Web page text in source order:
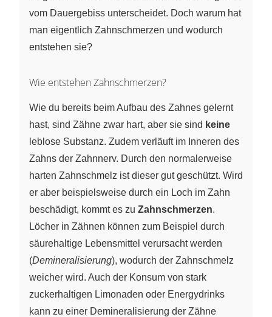
vom Dauergebiss unterscheidet. Doch warum hat
man eigentlich Zahnschmerzen und wodurch
entstehen sie?
Wie entstehen Zahnschmerzen?
Wie du bereits beim Aufbau des Zahnes gelernt
hast, sind Zähne zwar hart, aber sie sind keine
leblose Substanz. Zudem verläuft im Inneren des
Zahns der Zahnnerv. Durch den normalerweise
harten Zahnschmelz ist dieser gut geschützt. Wird
er aber beispielsweise durch ein Loch im Zahn
beschädigt, kommt es zu Zahnschmerzen.
Löcher in Zähnen können zum Beispiel durch
säurehaltige Lebensmittel verursacht werden
(Demineralisierung), wodurch der Zahnschmelz
weicher wird. Auch der Konsum von stark
zuckerhaltigen Limonaden oder Energydrinks
kann zu einer Demineralisierung der Zähne